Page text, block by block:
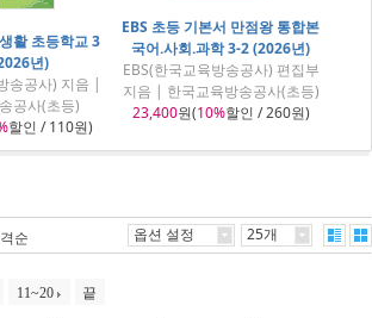
활 초등학교 3
년)
송공사) 지음 |
공사(초등)
할인 / 110원)
EBS 초등 기본서 만점왕 통합본
국어.사회.과학 3-2 (2026년)
EBS(한국교육방송공사) 편집부
지음 | 한국교육방송공사(초등)
23,400원(10%할인 / 260원)
순 옵션 설정 25개
11~20 끝